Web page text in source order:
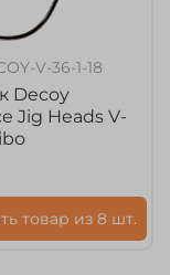
V-36-1-18
Decoy
Jig Heads V-
товар из 8 шт.